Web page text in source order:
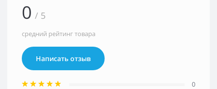
0 / 5
средний рейтинг товара
Написать отзыв
0